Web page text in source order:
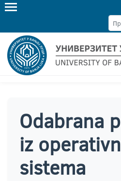
Odabrana
iz
sistema